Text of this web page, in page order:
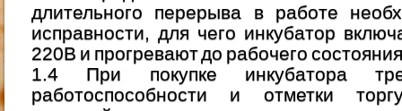
длительного перерыва в работе
исправности, для чего инкубатор
220В и прогревают до рабочего
1.4 При покупке инкубатора
работоспособности и отметки